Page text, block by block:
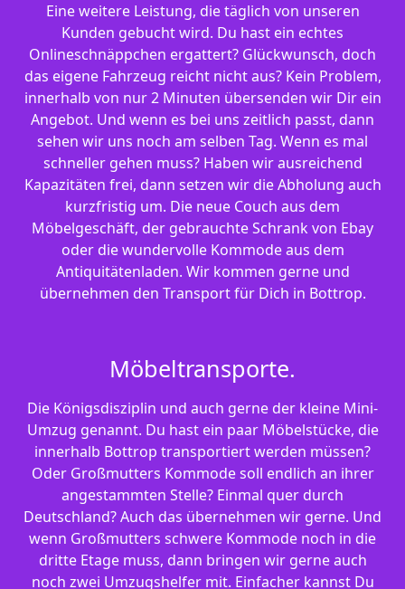
Eine weitere Leistung, die täglich von unseren
Kunden gebucht wird. Du hast ein echtes
Onlineschnäppchen ergattert? Glückwunsch, doch
das eigene Fahrzeug reicht nicht aus? Kein Problem,
innerhalb von nur 2 Minuten übersenden wir Dir ein
Angebot. Und wenn es bei uns zeitlich passt, dann
sehen wir uns noch am selben Tag. Wenn es mal
schneller gehen muss? Haben wir ausreichend
Kapazitäten frei, dann setzen wir die Abholung auch
kurzfristig um. Die neue Couch aus dem
Möbelgeschäft, der gebrauchte Schrank von Ebay
oder die wundervolle Kommode aus dem
Antiquitätenladen. Wir kommen gerne und
übernehmen den Transport für Dich in Bottrop.
Möbeltransporte.
Die Königsdisziplin und auch gerne der kleine Mini-
Umzug genannt. Du hast ein paar Möbelstücke, die
innerhalb Bottrop transportiert werden müssen?
Oder Großmutters Kommode soll endlich an ihrer
angestammten Stelle? Einmal quer durch
Deutschland? Auch das übernehmen wir gerne. Und
wenn Großmutters schwere Kommode noch in die
dritte Etage muss, dann bringen wir gerne auch
noch zwei Umzugshelfer mit. Einfacher kannst Du